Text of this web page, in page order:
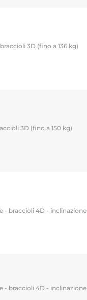
3D (fino a 136 kg)
3D (fino a 150 kg)
- braccioli 4D - inclinazione
- braccioli 4D - inclinazione